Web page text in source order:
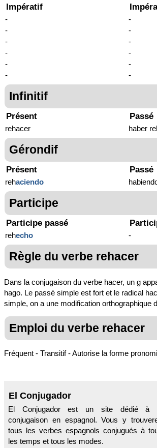
Impératif
-
-
-
-
-
-
-
-
-
-
-
-
Infinitif
Présent
rehacer
Passé
haber
Gérondif
Présent
rehaciendo
Passé
Participe
Participe passé
rehecho -
Règle du verbe rehacer
Dans la conjugaison du verbe hacer, un g
hago. Le passé simple est fort et le radical
simple, on a une modification orthographique
Emploi du verbe rehacer
Fréquent - Transitif - Autorise la forme
El Conjugador
El Conjugador est un site dédié à
conjugaison en espagnol. Vous y
tous les verbes espagnols conjugués à
les temps et tous les modes.